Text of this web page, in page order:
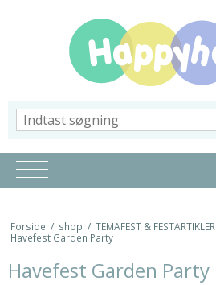
Forside / shop / TEMAFEST & FESTARTIKLER
Havefest Garden Party
Havefest Garden Party